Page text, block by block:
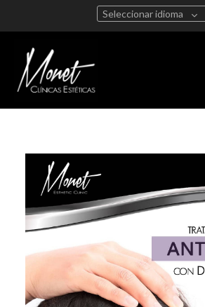
Seleccionar idioma